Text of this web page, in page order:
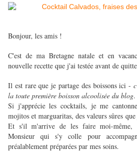
Bonjour, les amis !
C'est de ma Bretagne natale et en
nouvelle recette que j'ai testée avant de
Il est rare que je partage des boissons ici -
la toute première boisson alcoolisée du blog.
Si j'apprécie les cocktails, je me
mojitos et marguaritas, des valeurs sûres
Et s'il m'arrive de les faire moi-même,
Monsieur qui s'y colle pour
préalablement préparées par mes soins.